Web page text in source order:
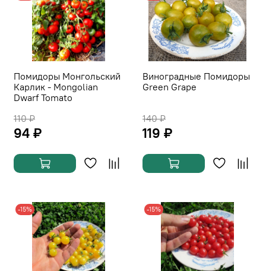
Помидоры Монгольский
Карлик - Mongolian
Dwarf Tomato
110 ₽
94 ₽
Виноградные Помидоры
Green Grape
140 ₽
119 ₽
-15% -15%